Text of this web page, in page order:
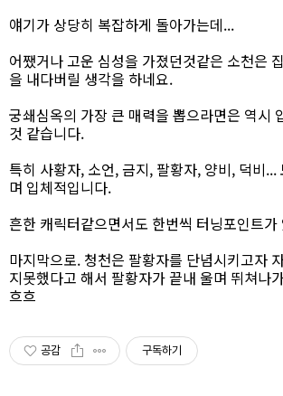
얘기가 상당히 복잡하게 돌아가는데...
어쨌거나 고운 심성을 가졌던것같은 소천은
을 내다버릴 생각을 하네요.
궁쇄심옥의 가장 큰 매력을 뽑으라면은 역시
것 같습니다.
특히 사황자, 소언, 금지, 팔황자, 양비, 덕비...
며 입체적입니다.
흔한 캐릭터같으면서도 한번씩 터닝포인트가
마지막으로. 청천은 팔황자를 단념시키고자
지못했다고 해서 팔황자가 끝내 울며 뛰쳐나
흐흐
공감 구독하기